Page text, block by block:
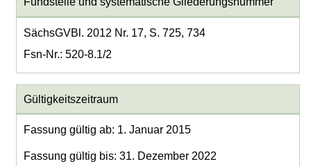
SächsGVBl. 2012 Nr. 17, S. 725, 734
Fsn-Nr.: 520-8.1/2
Gültigkeitszeitraum
Fassung gültig ab: 1. Januar 2015
Fassung gültig bis: 31. Dezember 2022